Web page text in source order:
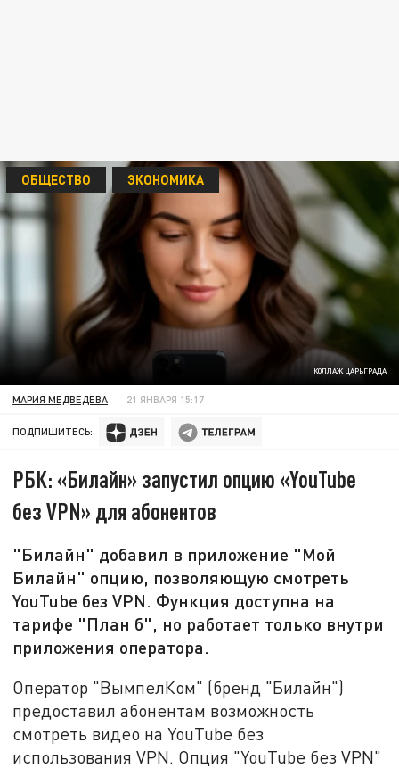
КОЛЛАЖ ЦАРЬГРАДА
ОБЩЕСТВО ЭКОНОМИКА
МАРИЯ МЕДВЕДЕВА 21 ЯНВАРЯ 15:17
ПОДПИШИТЕСЬ:
РБК: «Билайн» запустил опцию «YouTube
без VPN» для абонентов
"Билайн" добавил в приложение "Мой
Билайн" опцию, позволяющую смотреть
YouTube без VPN. Функция доступна на
тарифе "План б", но работает только внутри
приложения оператора.
Оператор "ВымпелКом" (бренд "Билайн")
предоставил абонентам возможность
смотреть видео на YouTube без
использования VPN. Опция "YouTube без VPN"